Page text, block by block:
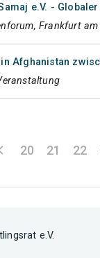
e.V. -
Frankfurt am
in Afghanistan
20 21 22
e.V.